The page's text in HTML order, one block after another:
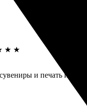
★ ★
и печать из